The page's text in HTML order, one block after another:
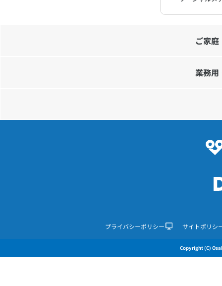
ご家
業務用
プライバシーポリシー サイトポリシ
Copyright (C)